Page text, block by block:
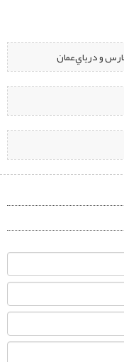
و درياي‌عمان